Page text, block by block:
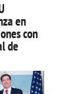
en
con
de